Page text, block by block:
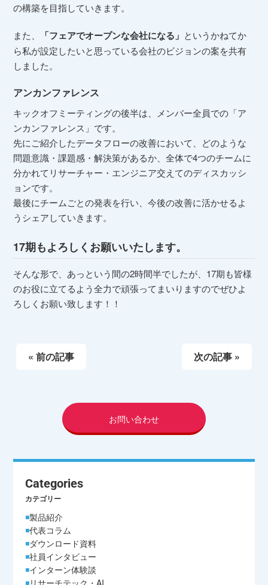
の構築を目指していきます。
また、 「フェアでオープンな会社になる」 というかねてか
ら私が設定したいと思っている会社のビジョンの案を共有
しました。
アンカンファレンス
キックオフミーティングの後半は、メンバー全員での「ア
ンカンファレンス」です。
先にご紹介したデータフローの改善において、どのような
問題意識・課題感・解決策があるか、全体で4つのチームに
分かれてリサーチャー・エンジニア交えてのディスカッシ
ョンです。
最後にチームごとの発表を行い、今後の改善に活かせるよ
うシェアしていきます。
17期もよろしくお願いいたします。
そんな形で、あっという間の2時間半でしたが、17期も皆様
のお役に立てるよう全力で頑張ってまいりますのでぜひよ
ろしくお願い致します！！
« 前の記事 次の記事 »
お問い合わせ
Categories
カテゴリー
製品紹介
代表コラム
ダウンロード資料
社員インタビュー
インターン体験談